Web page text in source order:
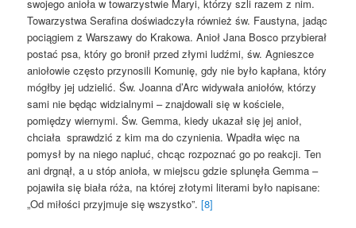
swojego anioła w towarzystwie Maryi, którzy szli razem z nim.
Towarzystwa Serafina doświadczyła również św. Faustyna, jadąc
pociągiem z Warszawy do Krakowa. Anioł Jana Bosco przybierał
postać psa, który go bronił przed złymi ludźmi, św. Agnieszce
aniołowie często przynosili Komunię, gdy nie było kapłana, który
mógłby jej udzielić. Św. Joanna d’Arc widywała aniołów, którzy
sami nie będąc widzialnymi – znajdowali się w kościele,
pomiędzy wiernymi. Św. Gemma, kiedy ukazał się jej anioł,
chciała sprawdzić z kim ma do czynienia. Wpadła więc na
pomysł by na niego napluć, chcąc rozpoznać go po reakcji. Ten
ani drgnął, a u stóp anioła, w miejscu gdzie splunęła Gemma –
pojawiła się biała róża, na której złotymi literami było napisane:
„Od miłości przyjmuje się wszystko”.[8]